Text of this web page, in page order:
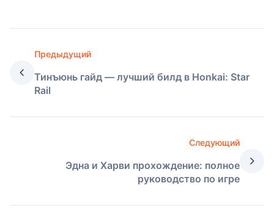
Предыдущий
Тинъюнь гайд — лучший билд в Honkai: Star
Rail
Следующий
Эдна и Харви прохождение: полное
руководство по игре